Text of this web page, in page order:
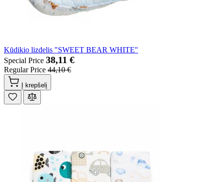
Kūdikio lizdelis "SWEET BEAR WHITE"
Special Price 38,11 €
Regular Price 44,10 €
Į krepšelį